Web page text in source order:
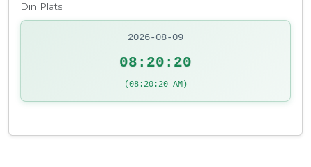
Din Plats
2026-08-09
08:20:20
(08:20:20 AM)